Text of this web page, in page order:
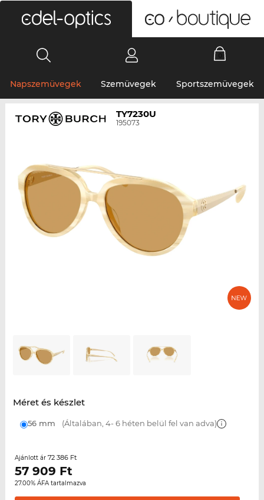
Napszemüvegek Szemüvegek Sportszemüvegek
TY7230U
195073
Méret és készlet
56 mm (Általában, 4- 6 héten belül fel van adva)
Ajánlott ár 72 386 Ft
57 909 Ft
27.00% ÁFA tartalmazva